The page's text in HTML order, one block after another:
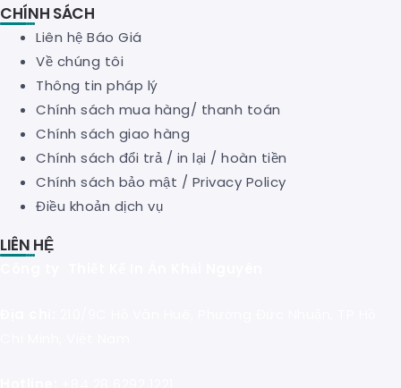
CHÍNH SÁCH
Liên hệ Báo Giá
Về chúng tôi
Thông tin pháp lý
Chính sách mua hàng/ thanh toán
Chính sách giao hàng
Chính sách đổi trả / in lại / hoàn tiền
Chính sách bảo mật / Privacy Policy
Điều khoản dịch vụ
LIÊN HỆ